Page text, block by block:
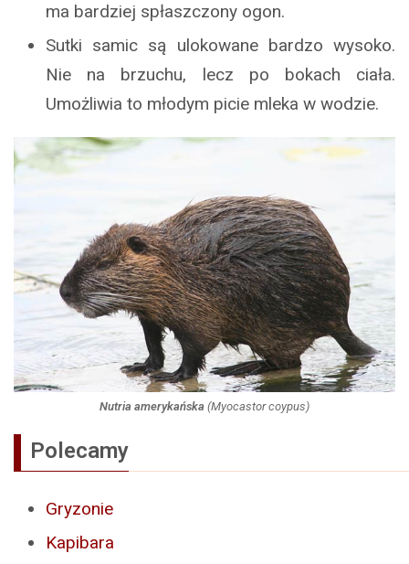
ma bardziej spłaszczony ogon.
Sutki samic są ulokowane bardzo wysoko.
Nie na brzuchu, lecz po bokach ciała.
Umożliwia to młodym picie mleka w wodzie.
Nutria amerykańska (Myocastor coypus)
Polecamy
Gryzonie
Kapibara